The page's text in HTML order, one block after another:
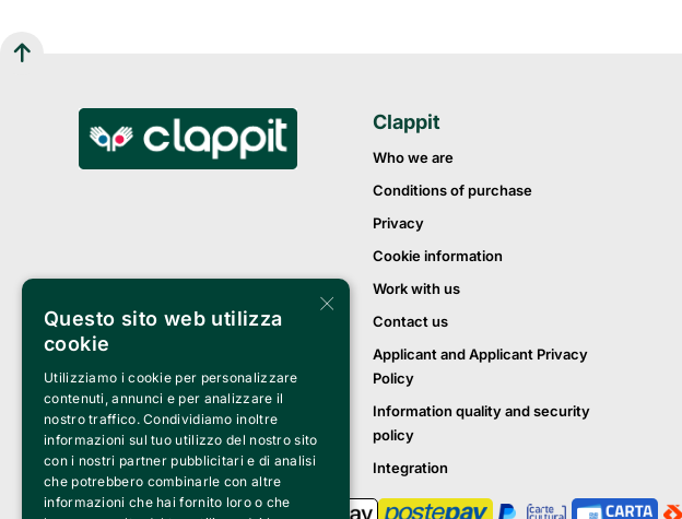
Clappit
Who we are
Conditions of purchase
Privacy
Cookie information
Work with us
Contact us
Applicant and Applicant Privacy
Policy
Information quality and security
policy
Integration
×
Questo sito web utilizza
cookie
Utilizziamo i cookie per personalizzare
contenuti, annunci e per analizzare il
nostro traffico. Condividiamo inoltre
informazioni sul tuo utilizzo del nostro sito
con i nostri partner pubblicitari e di analisi
che potrebbero combinarle con altre
informazioni che hai fornito loro o che